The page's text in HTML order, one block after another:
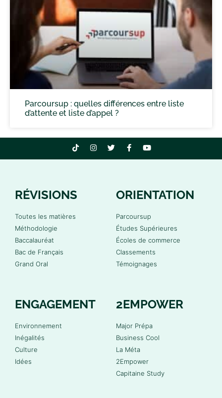
Parcoursup : quelles différences entre liste
d’attente et liste d’appel ?
RÉVISIONS
Toutes les matières
Méthodologie
Baccalauréat
Bac de Français
Grand Oral
ORIENTATION
Parcoursup
Études Supérieures
Écoles de commerce
Classements
Témoignages
ENGAGEMENT
Environnement
Inégalités
Culture
Idées
2EMPOWER
Major Prépa
Business Cool
La Méta
2Empower
Capitaine Study